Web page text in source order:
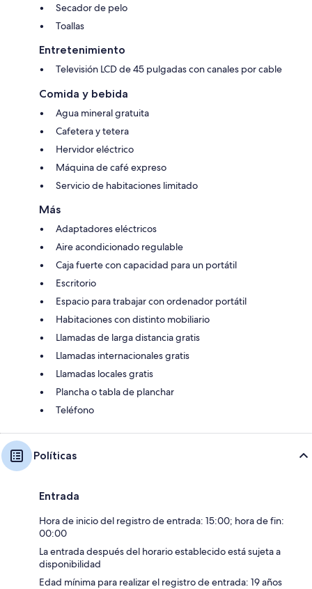
Secador de pelo
Toallas
Entretenimiento
Televisión LCD de 45 pulgadas con canales por cable
Comida y bebida
Agua mineral gratuita
Cafetera y tetera
Hervidor eléctrico
Máquina de café expreso
Servicio de habitaciones limitado
Más
Adaptadores eléctricos
Aire acondicionado regulable
Caja fuerte con capacidad para un portátil
Escritorio
Espacio para trabajar con ordenador portátil
Habitaciones con distinto mobiliario
Llamadas de larga distancia gratis
Llamadas internacionales gratis
Llamadas locales gratis
Plancha o tabla de planchar
Teléfono
Políticas
Entrada
Hora de inicio del registro de entrada: 15:00; hora de fin:
00:00
La entrada después del horario establecido está sujeta a
disponibilidad
Edad mínima para realizar el registro de entrada: 19 años